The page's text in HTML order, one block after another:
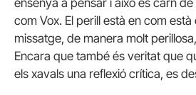
ensenya a pensar i això és carn
com Vox. El perill està en com està
missatge, de manera molt
Encara que també és veritat que
els xavals una reflexió crítica, es